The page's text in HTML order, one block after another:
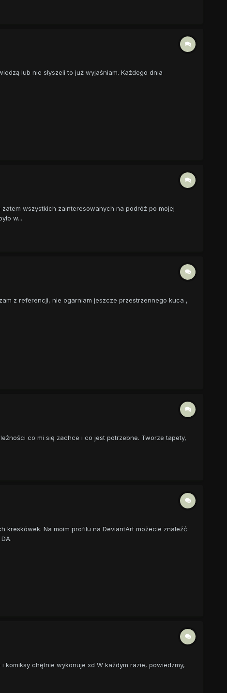
lub nie słyszeli to już wyjaśniam. Każdego dnia
wszystkich zainteresowanych na podróż po mojej
w...
z referencji, nie ogarniam jeszcze przestrzennego kuca ,
co mi się zachce i co jest potrzebne. Tworze tapety,
kreskówek. Na moim profilu na DeviantArt możecie znaleźć
komiksy chętnie wykonuje xd W każdym razie, powiedzmy,